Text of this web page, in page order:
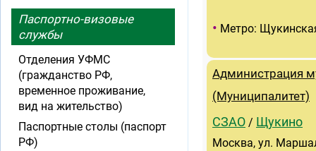
• Метро:
Администрация
(Муниципалитет)
СЗАО / Щукино
Москва, ул.
Паспортно-визовые
службы
Отделения УФМС
(гражданство РФ,
временное проживание,
вид на жительство)
Паспортные столы (паспорт
РФ)